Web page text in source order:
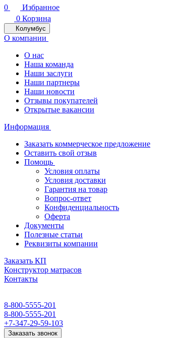
0
Избранное
0 Корзина
Колумбус
О компании
О нас
Наша команда
Наши заслуги
Наши партнеры
Наши новости
Отзывы покупателей
Открытые вакансии
Информация
Заказать коммерческое предложение
Оставить свой отзыв
Помощь
Условия оплаты
Условия доставки
Гарантия на товар
Вопрос-ответ
Конфиденциальность
Оферта
Документы
Полезные статьи
Реквизиты компании
Заказать КП
Конструктор матрасов
Контакты
8-800-5555-201
8-800-5555-201
+7-347-29-59-103
Заказать звонок